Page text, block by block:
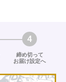
4
締め切って
お届け設定へ